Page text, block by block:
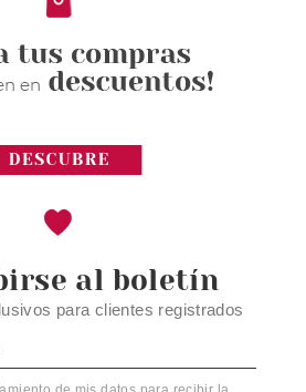
al boletín
para clientes registrados